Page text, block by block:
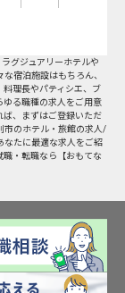
グジュアリーホテルや
宿泊施設はもちろん、
理長やパティシエ、ブ
ゆる職種の求人をご用意
ば、まずはご登録いただ
市のホテル・旅館の求人/
なたに最適な求人をご紹
・転職なら【おもてな